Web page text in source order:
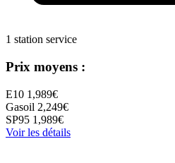
1 station service
Prix moyens :
E10 1,989€
Gasoil 2,249€
SP95 1,989€
Voir les détails